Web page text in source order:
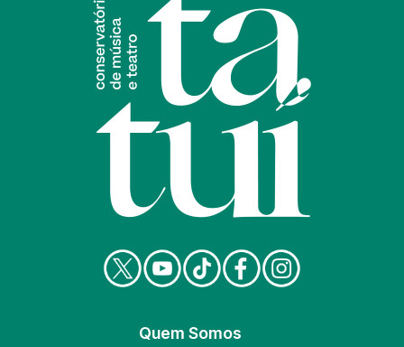
Quem Somos